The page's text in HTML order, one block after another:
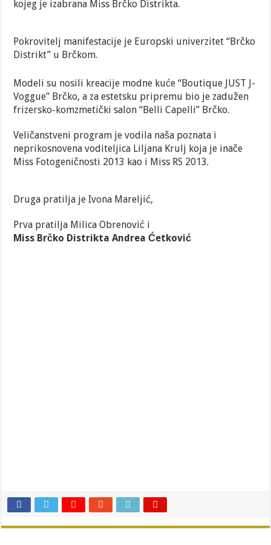
2018
kojeg je izabrana Miss Brčko Distrikta.
Pokrovitelj manifestacije je Europski univerzitet “Brčko
Distrikt” u Brčkom.
Modeli su nosili kreacije modne kuće “Boutique JUST J-
Voggue” Brčko, a za estetsku pripremu bio je zadužen
frizersko-komzmetički salon “Belli Capelli” Brčko.
Veličanstveni program je vodila naša poznata i
neprikosnovena voditeljica Liljana Krulj koja je inače
Miss Fotogeničnosti 2013 kao i Miss RS 2013.
Druga pratilja je Ivona Mareljić,
Prva pratilja Milica Obrenović i
Miss Brčko Distrikta Andrea Ćetković